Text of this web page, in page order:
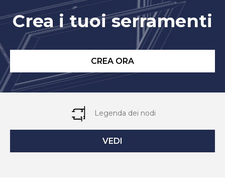
Crea i tuoi serramenti
CREA ORA
Legenda dei nodi
VEDI